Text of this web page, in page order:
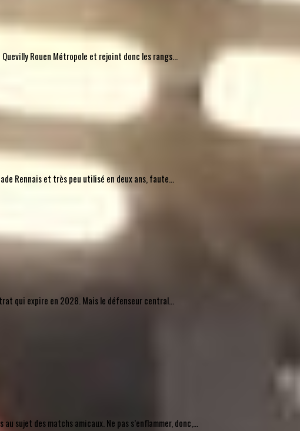
Rouen Métropole et rejoint donc les rangs...
Rennais et très peu utilisé en deux ans, faute...
qui expire en 2028. Mais le défenseur central...
des matchs amicaux. Ne pas s’enflammer, donc,...